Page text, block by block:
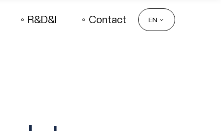
R&D&I Contact EN